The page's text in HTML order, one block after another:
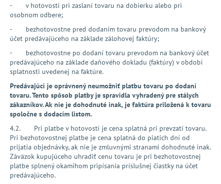
- v hotovosti pri zaslaní tovaru na dobierku alebo pri
osobnom odbere;
- bezhotovostne pred dodaním tovaru prevodom na bankový
účet predávajúceho na základe zálohovej faktúry;
- bezhotovostne po dodaní tovaru prevodom na bankový účet
predávajúceho na základe daňového dokladu (faktúry) v období
splatnosti uvedenej na faktúre.
Predávajúci je oprávnený neumožniť platbu tovaru po dodaní
tovaru. Tento spôsob platby je spravidla vyhradený pre stálych
zákazníkov. Ak nie je dohodnuté inak, je faktúra priložená k tovaru
spoločne s dodacím listom.
4.2. Pri platbe v hotovosti je cena splatná pri prevzatí tovaru.
Pri bezhotovostnej platbe je cena splatná do piatich dní od
prijatia objednávky, ak nie je zmluvnými stranami dohodnuté inak.
Záväzok kupujúceho uhradiť cenu tovaru je pri bezhotovostnej
platbe splnený okamihom pripísania príslušnej čiastky na účet
predávajúceho.